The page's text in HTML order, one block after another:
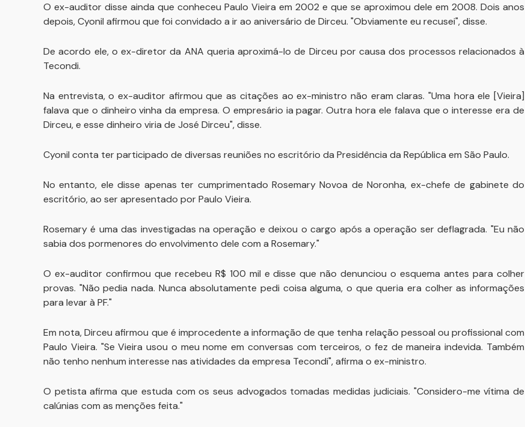
O ex-auditor disse ainda que conheceu Paulo Vieira em 2002 e que se aproximou dele em 2008. Dois anos
depois, Cyonil afirmou que foi convidado a ir ao aniversário de Dirceu. "Obviamente eu recusei", disse.
De acordo ele, o ex-diretor da ANA queria aproximá-lo de Dirceu por causa dos processos relacionados à
Tecondi.
Na entrevista, o ex-auditor afirmou que as citações ao ex-ministro não eram claras. "Uma hora ele [Vieira]
falava que o dinheiro vinha da empresa. O empresário ia pagar. Outra hora ele falava que o interesse era de
Dirceu, e esse dinheiro viria de José Dirceu", disse.
Cyonil conta ter participado de diversas reuniões no escritório da Presidência da República em São Paulo.
No entanto, ele disse apenas ter cumprimentado Rosemary Novoa de Noronha, ex-chefe de gabinete do
escritório, ao ser apresentado por Paulo Vieira.
Rosemary é uma das investigadas na operação e deixou o cargo após a operação ser deflagrada. "Eu não
sabia dos pormenores do envolvimento dele com a Rosemary."
O ex-auditor confirmou que recebeu R$ 100 mil e disse que não denunciou o esquema antes para colher
provas. "Não pedia nada. Nunca absolutamente pedi coisa alguma, o que queria era colher as informações
para levar à PF."
Em nota, Dirceu afirmou que é improcedente a informação de que tenha relação pessoal ou profissional com
Paulo Vieira. "Se Vieira usou o meu nome em conversas com terceiros, o fez de maneira indevida. Também
não tenho nenhum interesse nas atividades da empresa Tecondi", afirma o ex-ministro.
O petista afirma que estuda com os seus advogados tomadas medidas judiciais. "Considero-me vítima de
calúnias com as menções feita."